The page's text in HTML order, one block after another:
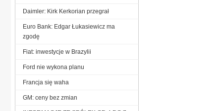
Daimler: Kirk Kerkorian przegrał
Euro Bank: Edgar Łukasiewicz ma
zgodę
Fiat: inwestycje w Brazylii
Ford nie wykona planu
Francja się waha
GM: ceny bez zmian